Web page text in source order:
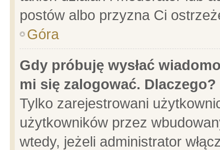
postów albo przyzna Ci
Góra
Gdy próbuję wysłać
mi się zalogować. Dlaczego?
Tylko zarejestrowani
użytkowników przez
wtedy, jeżeli administrator